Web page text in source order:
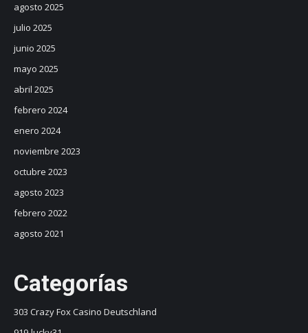
agosto 2025
julio 2025
junio 2025
mayo 2025
abril 2025
febrero 2024
enero 2024
noviembre 2023
octubre 2023
agosto 2023
febrero 2022
agosto 2021
Categorías
303 Crazy Fox Casino Deutschland